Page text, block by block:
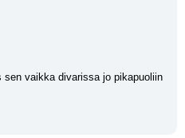
vaikka divarissa jo pikapuoliin